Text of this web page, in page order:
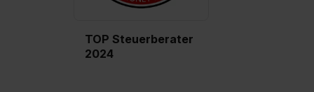
TOP Steuerberater
2024